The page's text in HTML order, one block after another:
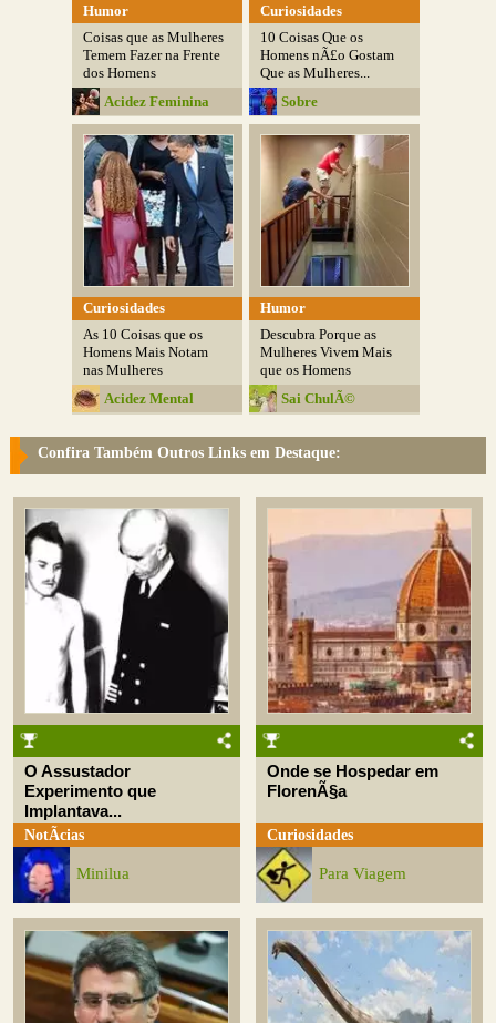
Humor
Coisas que as Mulheres
Temem Fazer na Frente
dos Homens
Acidez Feminina
Curiosidades
10 Coisas Que os
Homens nÃ£o Gostam
Que as Mulheres...
Sobre
Relacionamento
Curiosidades
As 10 Coisas que os
Homens Mais Notam
nas Mulheres
Acidez Mental
Humor
Descubra Porque as
Mulheres Vivem Mais
que os Homens
Sai ChulÃ©
Confira Também Outros Links em Destaque:
O Assustador
Experimento que
Implantava...
NotÃ­cias
Minilua
Onde se Hospedar em
FlorenÃ§a
Curiosidades
Para Viagem